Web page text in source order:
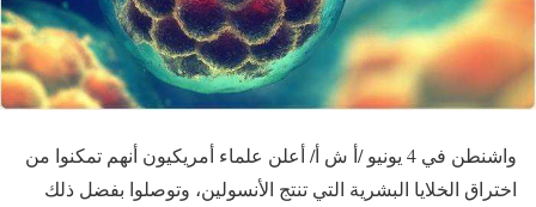
واشنطن في 4 يونيو /أ ش أ/ أعلن علماء أمريكيون أنهم تمكنوا من
اختراق الخلايا البشرية التي تنتج الأنسولين، وتوصلوا بفضل ذلك